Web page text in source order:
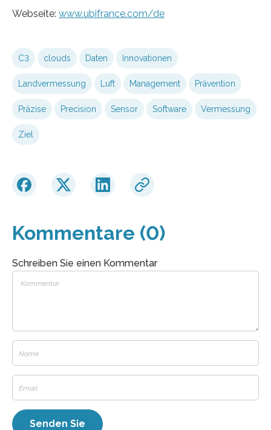
Webseite: www.ubifrance.com/de
C3 clouds Daten Innovationen
Landvermessung Luft Management Prävention
Präzise Precision Sensor Software Vermessung
Ziel
Kommentare (0)
Schreiben Sie einen Kommentar